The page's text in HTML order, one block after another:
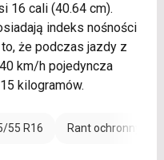
16 cali (40.64 cm).
indeks nośności
że podczas jazdy z
km/h pojedyncza
kilogramów.
55 R16 Rant ochronny (FR)